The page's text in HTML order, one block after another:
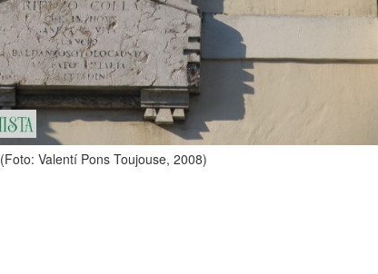
(Foto: Valentí Pons Toujouse, 2008)